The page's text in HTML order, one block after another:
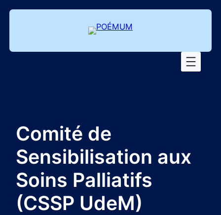
Aller
Comité de
Sensibilisation aux
Soins Palliatifs
(CSSP UdeM)